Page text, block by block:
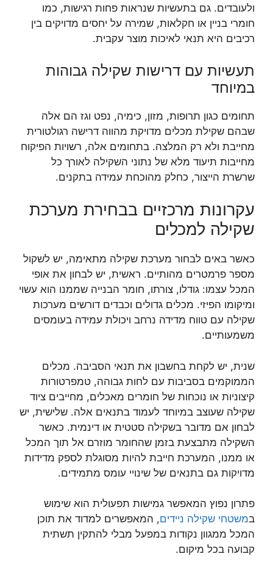
ולעובדים. גם בתעשיות שנראות פחות רגישות, כמו
חומרי בניין או חקלאות, שמירה על יחסים מדויקים בין
רכיבים היא תנאי לאיכות מוצר עקבית.
תעשיות עם דרישות שקילה גבוהות
במיוחד
תחומים כגון תרופות, מזון, כימיה, נפט וגז הם אלה
שבהם שקילת מכלים מדויקת מהווה דרישה רגולטורית
מחייבת ולא רק המלצה. בתחומים אלה, רשויות הפיקוח
מחייבות תיעוד מלא של נתוני השקילה לאורך כל
שרשרת הייצור, כחלק מהוכחת עמידה בתקנים.
עקרונות מרכזיים בבחירת מערכת
שקילה למכלים
כאשר באים לבחור מערכת שקילה מתאימה, יש לשקול
מספר פרמטרים מהותיים. ראשית, יש לבחון את אופי
המכל עצמו: גודלו, צורתו, חומר הבנייה שממנו הוא עשוי
ומיקומו הפיזי. מכלים גדולים וכבדים דורשים מערכות
שקילה עם טווח מדידה נרחב ויכולת עמידה בעומסים
משמעותיים.
שנית, יש לקחת בחשבון את תנאי הסביבה. מכלים
הממוקמים בסביבות עם לחות גבוהה, טמפרטורות
קיצוניות או נוכחות של חומרים מאכלים, מחייבים ציוד
שקילה שעוצב במיוחד לעמוד בתנאים אלה. שלישית, יש
לבחון אם מדובר בשקילה סטטית או דינמית. כאשר
השקילה מתבצעת בזמן שהחומר מוזרם אל תוך המכל
או ממנו, המערכת חייבת להיות מסוגלת לספק מדידות
מדויקות גם בתנאים של שינויי עומס מתמידים.
פתרון נפוץ המאפשר גמישות תפעולית הוא שימוש
במשטחי שקילה ניידים, המאפשרים למדוד את תוכן
המכל ממגוון נקודות במפעל מבלי להתקין תשתית
קבועה בכל מיקום.